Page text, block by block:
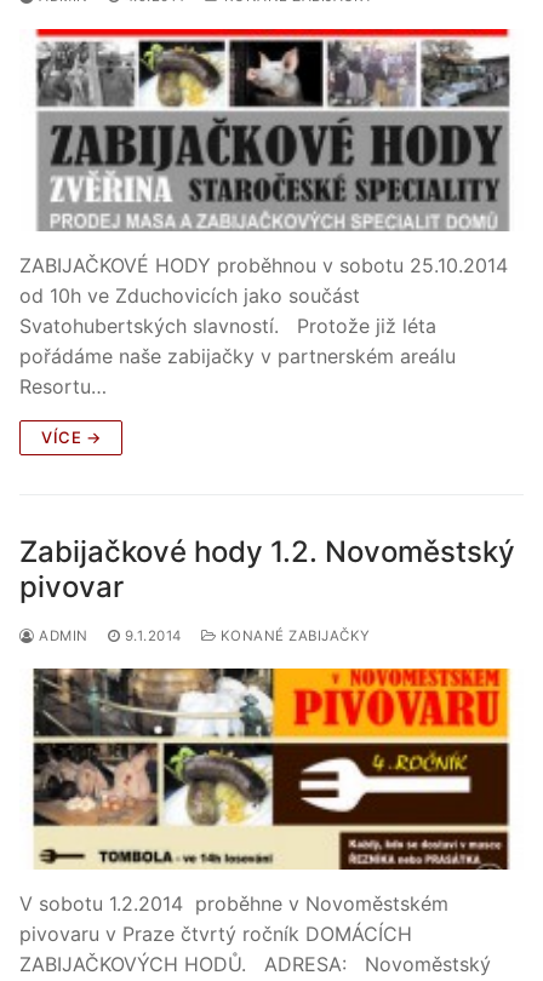
ZABIJAČKOVÉ HODY proběhnou v sobotu 25.10.2014
od 10h ve Zduchovicích jako součást
Svatohubertských slavností. Protože již léta
pořádáme naše zabijačky v partnerském areálu
Resortu…
VÍCE →
Zabijačkové hody 1.2. Novoměstský
pivovar
ADMIN 9.1.2014 KONANÉ ZABIJAČKY
V sobotu 1.2.2014 proběhne v Novoměstském
pivovaru v Praze čtvrtý ročník DOMÁCÍCH
ZABIJAČKOVÝCH HODŮ. ADRESA: Novoměstský